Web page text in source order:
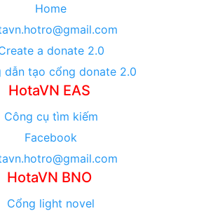
Home
a donate 2.0
dẫn tạo cổng donate 2.0
HotaVN EAS
Công cụ tìm kiếm
Facebook
HotaVN BNO
Cổng light novel